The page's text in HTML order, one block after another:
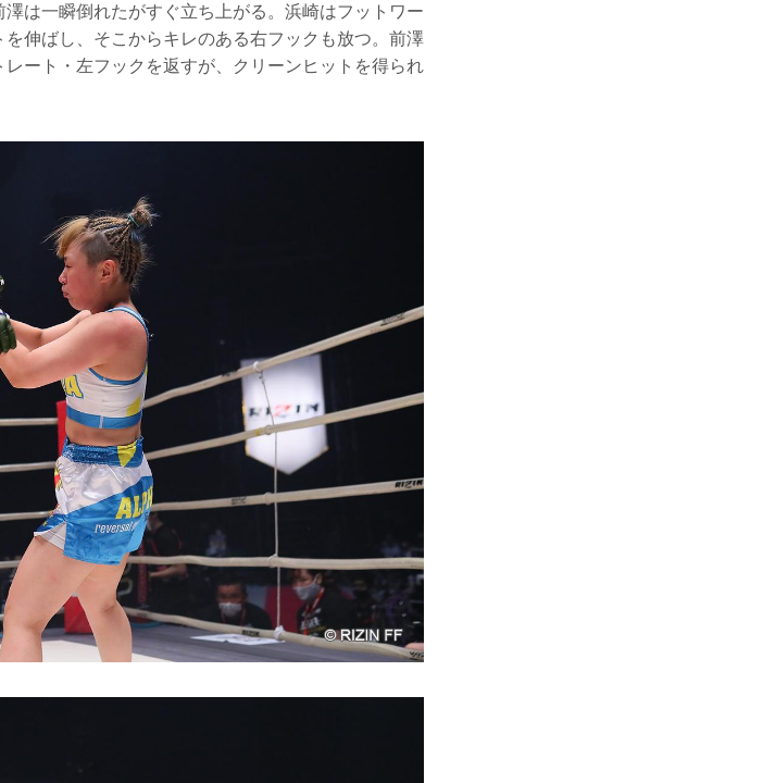
は一瞬倒れたがすぐ立ち上がる。浜崎はフットワー
伸ばし、そこからキレのある右フックも放つ。前澤
ート・左フックを返すが、クリーンヒットを得られ